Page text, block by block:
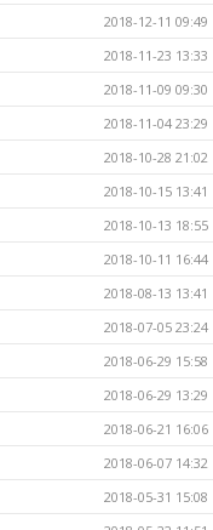
2018-12-11 09:49
2018-11-23 13:33
2018-11-09 09:30
2018-11-04 23:29
2018-10-28 21:02
2018-10-15 13:41
2018-10-13 18:55
2018-10-11 16:44
2018-08-13 13:41
2018-07-05 23:24
2018-06-29 15:58
2018-06-29 13:29
2018-06-21 16:06
2018-06-07 14:32
2018-05-31 15:08